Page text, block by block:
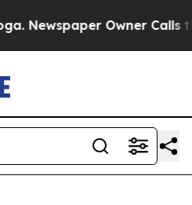
Owner Calls